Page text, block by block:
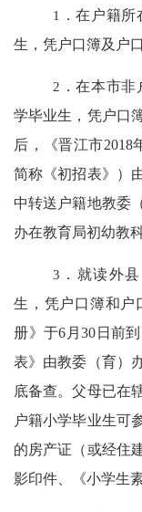
1
．在户籍
生，凭户口簿及户
2 ．在本市
学毕业生，凭户口
后，《晋江市2018
简称《初招表》）
中转送户籍地教委
办在教育局初幼教
3 ．就读外
生，凭户口簿和户
册》于6月30 日前
表》由教委（育）
底备查。父母已在
户籍小学毕业生可
的房产证（或经住
影印件、《小学生